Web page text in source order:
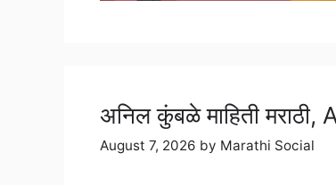
अनिल कुंबळे माहिती
August 7, 2026 by Marathi Social